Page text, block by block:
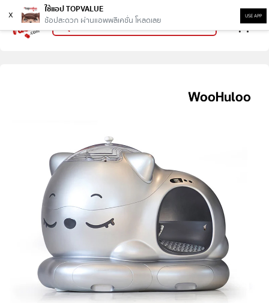
x
ใช้แอป TOPVALUE
ช้อปสะดวก ผ่านแอพพลิเคชั่น โหลดเลย
USE APP